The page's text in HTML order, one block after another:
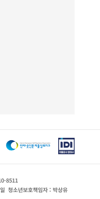
8511
청소년보호책임자 : 박상유